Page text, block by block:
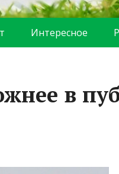
Интересное
в